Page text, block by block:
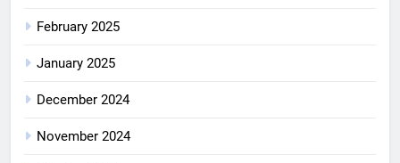
February 2025
January 2025
December 2024
November 2024